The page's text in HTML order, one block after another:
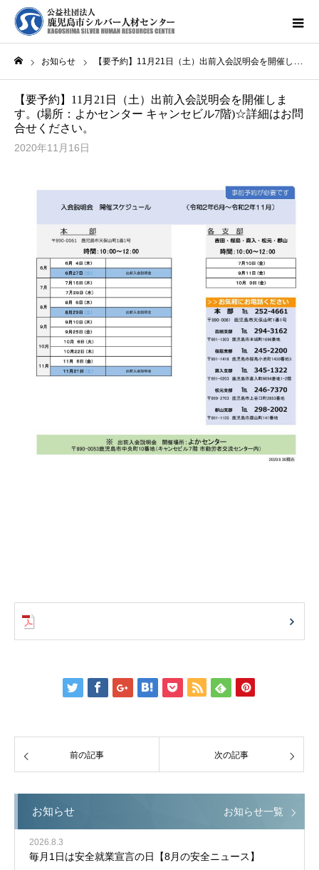
お知らせ 【要予約】11月21日（土）出前入会説明会を開催します。(場所：よかセンター キャンセビル7階)☆詳細はお問合せください。
【要予約】11月21日（土）出前入会説明会を開催しま
す。(場所：よかセンター キャンセビル7階)☆詳細はお問
合せください。
2020年11月16日
前の記事 次の記事
お知らせ
2026.8.3
毎月1日は安全就業宣言の日【8月の安全ニュース】
お知らせ一覧